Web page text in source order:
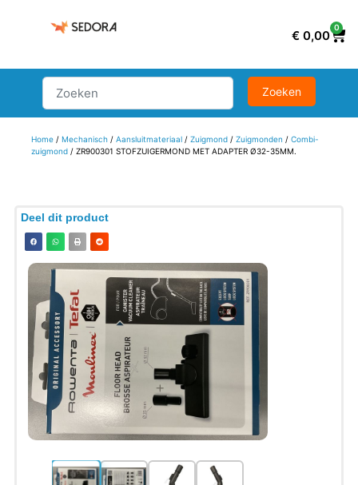
€ 0,00
0
Home/ Mechanisch/ Aansluitmateriaal/ Zuigmond/ Zuigmonden / Combi-
zuigmond/ ZR900301 STOFZUIGERMOND MET ADAPTER Ø32-35MM.
Deel dit product